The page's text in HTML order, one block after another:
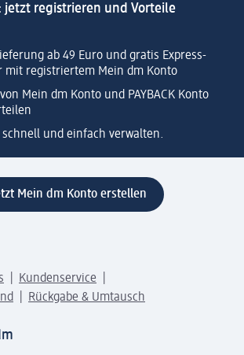
jetzt registrieren und Vorteile
ab 49 Euro und gratis Express-
mit registriertem Mein dm Konto
Mein dm Konto und PAYBACK Konto
schnell und einfach verwalten.
Mein dm Konto erstellen
Kundenservice
Rückgabe & Umtausch